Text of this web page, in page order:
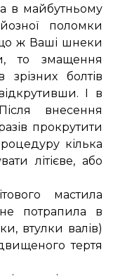
в майбутньому
поломки
ж Ваші шнеки
то змащення
болтів
І в
внесення
прокрутити
кілька
літієве, або
мастила
потрапила в
втулки валів)
тертя